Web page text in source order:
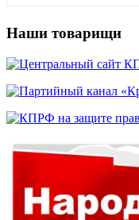
Наши товарищи